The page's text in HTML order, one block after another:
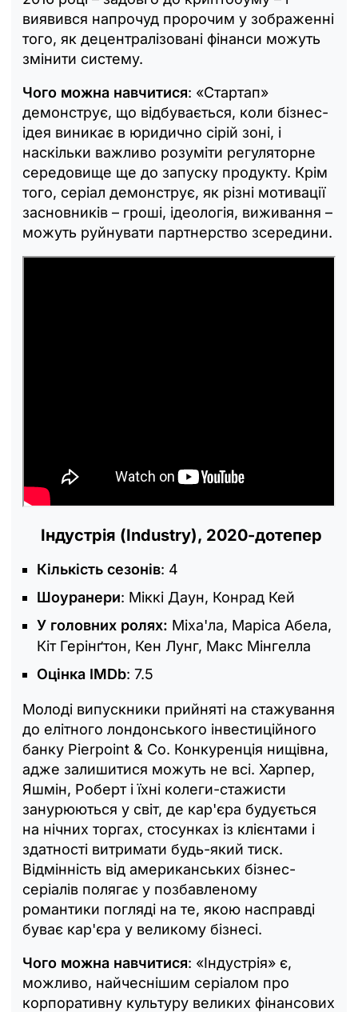
виявився напрочуд пророчим у зображенні
того, як децентралізовані фінанси можуть
змінити систему.
Чого можна навчитися: «Стартап»
демонструє, що відбувається, коли бізнес-
ідея виникає в юридично сірій зоні, і
наскільки важливо розуміти регуляторне
середовище ще до запуску продукту. Крім
того, серіал демонструє, як різні мотивації
засновників – гроші, ідеологія, виживання –
можуть руйнувати партнерство зсередини.
Індустрія (Industry), 2020-дотепер
Кількість сезонів: 4
Шоуранери: Міккі Даун, Конрад Кей
У головних ролях: Міха'ла, Маріса Абела,
Кіт Герінґтон, Кен Лунг, Макс Мінгелла
Оцінка IMDb: 7.5
Молоді випускники прийняті на стажування
до елітного лондонського інвестиційного
банку Pierpoint & Co. Конкуренція нищівна,
адже залишитися можуть не всі. Харпер,
Яшмін, Роберт і їхні колеги-стажисти
занурюються у світ, де кар'єра будується
на нічних торгах, стосунках із клієнтами і
здатності витримати будь-який тиск.
Відмінність від американських бізнес-
серіалів полягає у позбавленому
романтики погляді на те, якою насправді
буває кар'єра у великому бізнесі.
Чого можна навчитися: «Індустрія» є,
можливо, найчеснішим серіалом про
корпоративну культуру великих фінансових